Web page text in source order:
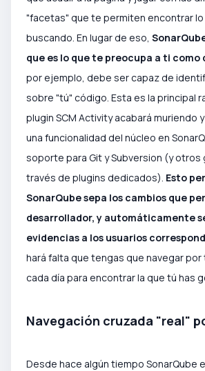
"facetas" que te permiten encontrar
buscando. En lugar de eso,
que es lo que te preocupa a ti
por ejemplo, debe ser capaz de
sobre "tú" código. Esta es la principal
plugin SCM Activity acabará muriendo
una funcionalidad del núcleo en
soporte para Git y Subversion (y otros
través de plugins dedicados). Esto
SonarQube sepa los cambios que
desarrollador, y automáticamente
evidencias a los usuarios
hará falta que tengas que navegar
cada día para encontrar la que tú has
Navegación cruzada "real"
Desde hace algún tiempo SonarQube